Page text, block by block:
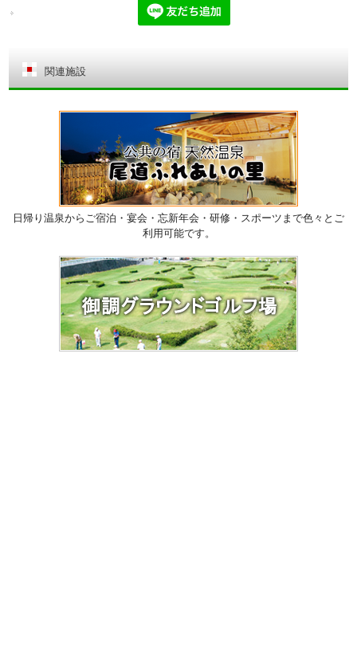
関連施設
日帰り温泉からご宿泊・宴会・忘新年会・研修・スポーツまで色々とご
利用可能です。